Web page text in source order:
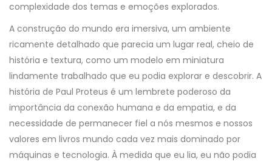
complexidade dos temas e emoções explorados.
A construção do mundo era imersiva, um ambiente
ricamente detalhado que parecia um lugar real, cheio de
história e textura, como um modelo em miniatura
lindamente trabalhado que eu podia explorar e descobrir. A
história de Paul Proteus é um lembrete poderoso da
importância da conexão humana e da empatia, e da
necessidade de permanecer fiel a nós mesmos e nossos
valores em livros mundo cada vez mais dominado por
máquinas e tecnologia. À medida que eu lia, eu não podia